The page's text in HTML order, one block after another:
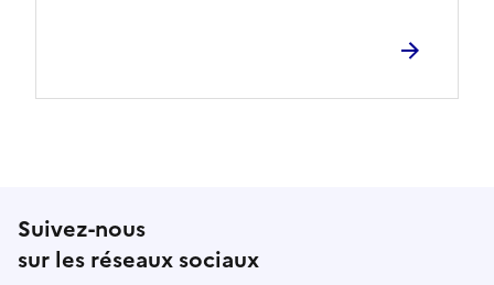
Suivez-nous
sur les réseaux sociaux